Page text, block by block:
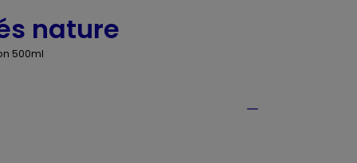
nature
500ml